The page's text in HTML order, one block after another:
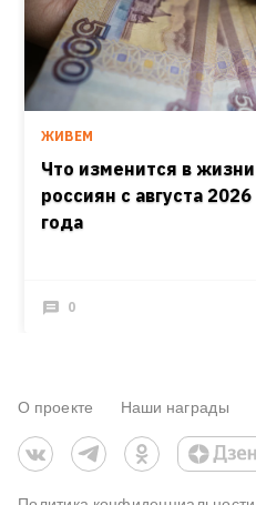
ЖИВЕМ
Что изменится в жизни
россиян с августа 2026
года
0
О проекте Наши награды